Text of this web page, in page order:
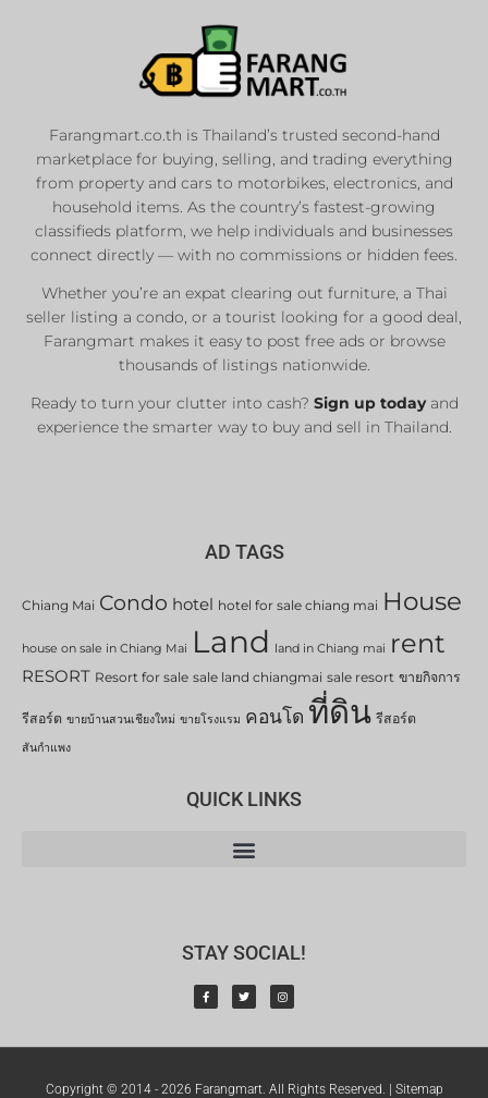
Farangmart.co.th is Thailand’s trusted second-hand
marketplace for buying, selling, and trading everything
from property and cars to motorbikes, electronics, and
household items. As the country’s fastest-growing
classifieds platform, we help individuals and businesses
connect directly — with no commissions or hidden fees.
Whether you’re an expat clearing out furniture, a Thai
seller listing a condo, or a tourist looking for a good deal,
Farangmart makes it easy to post free ads or browse
thousands of listings nationwide.
Ready to turn your clutter into cash? Sign up todayand
experience the smarter way to buy and sell in Thailand.
AD TAGS
Chiang Mai Condo hotel hotel for sale chiang mai House
house on sale in Chiang Mai Land land in Chiang mai rent
RESORT Resort for sale sale land chiangmai sale resort ขายกิจการ
รีสอร์ต ขายบ้านสวนเชียงใหม่ ขายโรงแรม คอนโด ที่ดิน รีสอร์ต
สันกำแพง
QUICK LINKS
STAY SOCIAL!
Copyright © 2014 - 2026 Farangmart. All Rights Reserved. | Sitemap